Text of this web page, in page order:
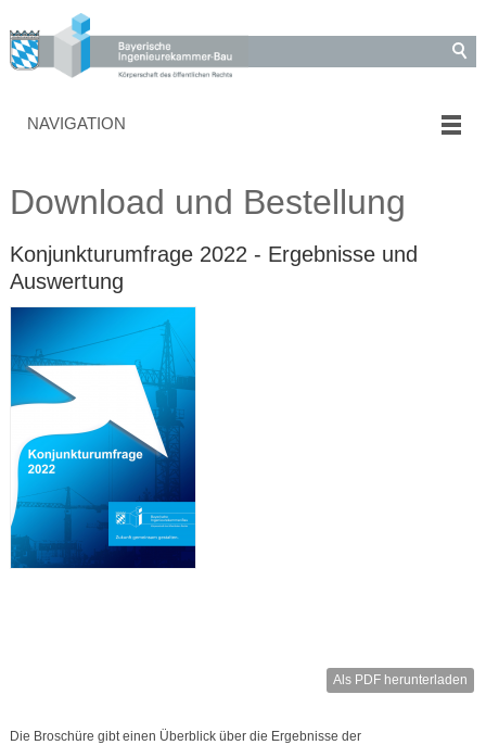
NAVIGATION
Download und Bestellung
Konjunkturumfrage 2022 - Ergebnisse und
Auswertung
Als PDF herunterladen
Die Broschüre gibt einen Überblick über die Ergebnisse der